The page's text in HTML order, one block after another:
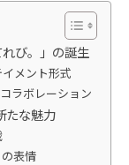
び。」の誕生
メント形式
ラボレーション
たな魅力
表情